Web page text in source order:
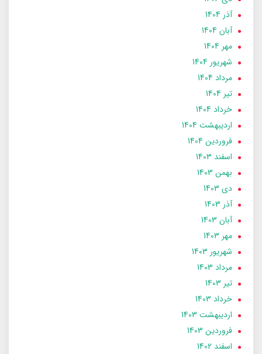
آذر 1404
آبان 1404
مهر 1404
شهریور 1404
مرداد 1404
تير 1404
خرداد 1404
ارديبهشت 1404
فروردین 1404
اسفند 1403
بهمن 1403
دی 1403
آذر 1403
آبان 1403
مهر 1403
شهریور 1403
مرداد 1403
تير 1403
خرداد 1403
ارديبهشت 1403
فروردین 1403
اسفند 1402